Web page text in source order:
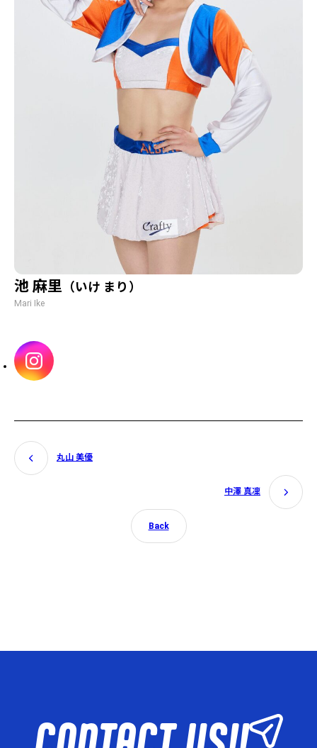
池 麻里 （いけ まり）
Mari Ike
丸山 美優
Back
中澤 真凜